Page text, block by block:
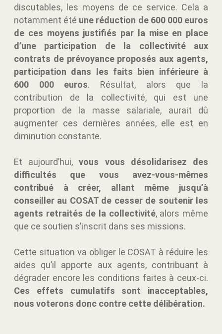
discutables, les moyens de ce service. Cela a
notamment été une réduction de 600 000 euros
de ces moyens justifiés par la mise en place
d’une participation de la collectivité aux
contrats de prévoyance proposés aux agents,
participation dans les faits bien inférieure à
600 000 euros. Résultat, alors que la
contribution de la collectivité, qui est une
proportion de la masse salariale, aurait dû
augmenter ces dernières années, elle est en
diminution constante.
Et aujourd’hui,vous vous désolidarisez des
difficultés que vous avez-vous-mêmes
contribué à créer, allant même jusqu’à
conseiller au COSAT de cesser de soutenir les
agents retraités de la collectivité, alors même
que ce soutien s’inscrit dans ses missions.
Cette situation va obliger le COSAT à réduire les
aides qu’il apporte aux agents, contribuant à
dégrader encore les conditions faites à ceux-ci.
Ces effets cumulatifs sont inacceptables,
nous voterons donc contre cette délibération.